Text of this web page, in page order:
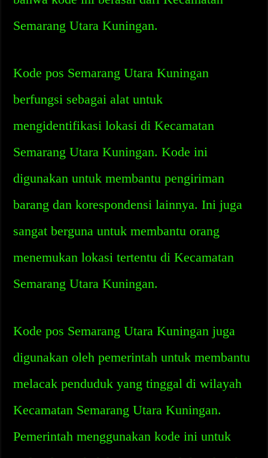
Semarang Utara Kuningan.
Kode pos Semarang Utara Kuningan
berfungsi sebagai alat untuk
mengidentifikasi lokasi di Kecamatan
Semarang Utara Kuningan. Kode ini
digunakan untuk membantu pengiriman
barang dan korespondensi lainnya. Ini juga
sangat berguna untuk membantu orang
menemukan lokasi tertentu di Kecamatan
Semarang Utara Kuningan.
Kode pos Semarang Utara Kuningan juga
digunakan oleh pemerintah untuk membantu
melacak penduduk yang tinggal di wilayah
Kecamatan Semarang Utara Kuningan.
Pemerintah menggunakan kode ini untuk